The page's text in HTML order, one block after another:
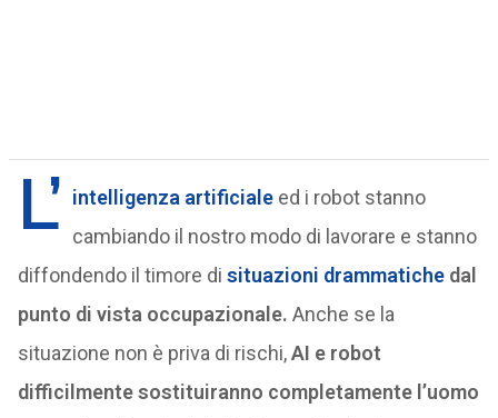
L’ intelligenza artificiale ed i robot stanno
cambiando il nostro modo di lavorare e stanno
diffondendo il timore di situazioni drammatichedal
punto di vista occupazionale. Anche se la
situazione non è priva di rischi,AI e robot
difficilmente sostituiranno completamente l’uomo